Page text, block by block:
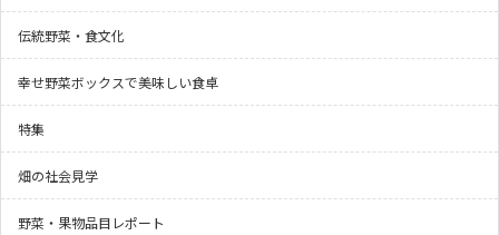
伝統野菜・食文化
幸せ野菜ボックスで美味しい食卓
特集
畑の社会見学
野菜・果物品目レポート